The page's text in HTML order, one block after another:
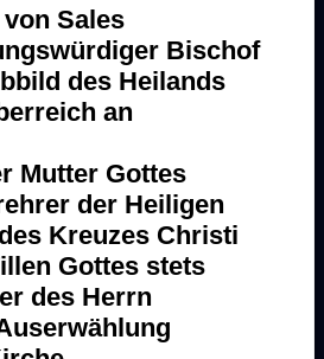
Sales
Bischof
des Heilands
an
Mutter Gottes
der Heiligen
Kreuzes Christi
Gottes stets
des Herrn